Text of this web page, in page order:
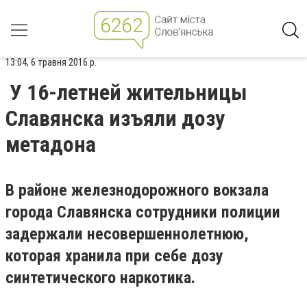
13:04, 6 травня 2016 р.
У 16-летней жительницы
Славянска изъяли дозу
метадона
В районе железнодорожного вокзала
города Славянска сотрудники полиции
задержали несовершеннолетнюю,
которая хранила при себе дозу
синтетического наркотика.